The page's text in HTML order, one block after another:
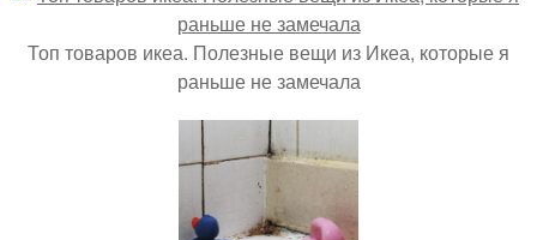
Топ товаров икеа. Полезные вещи из Икеа, которые я
раньше не замечала